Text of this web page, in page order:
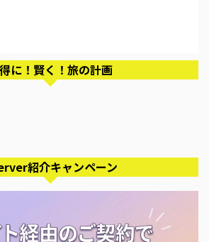
に！賢く！旅の計画
紹介キャンペーン